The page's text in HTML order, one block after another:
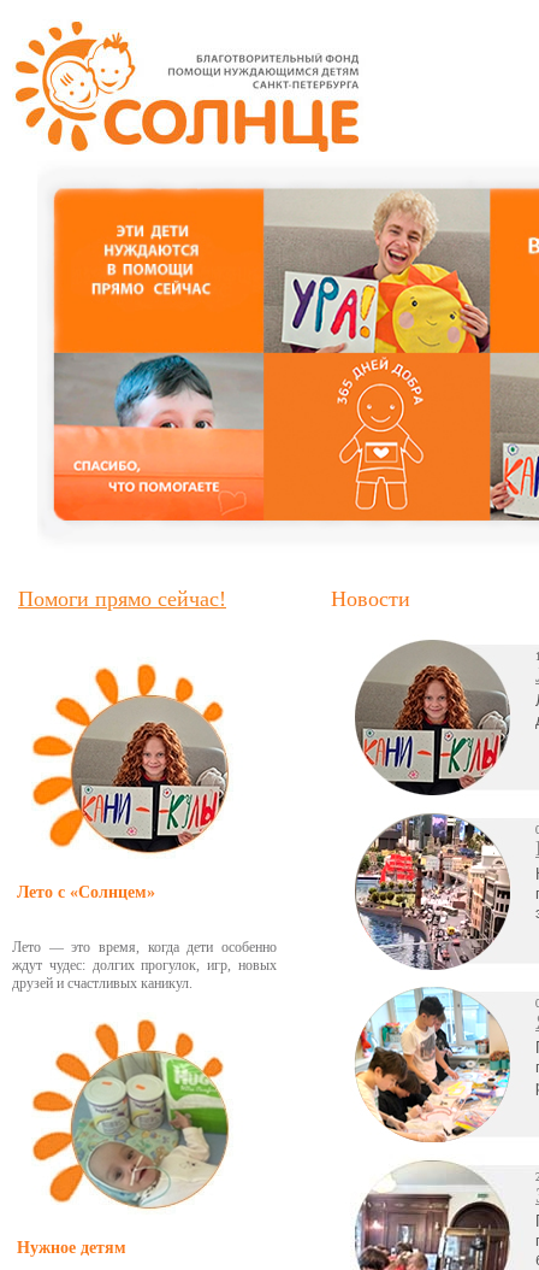
Помоги прямо сейчас!
Лето с «Солнцем»
Лето — это время, когда дети особенно
ждут чудес: долгих прогулок, игр, новых
друзей и счастливых каникул.
Нужное детям
Новости